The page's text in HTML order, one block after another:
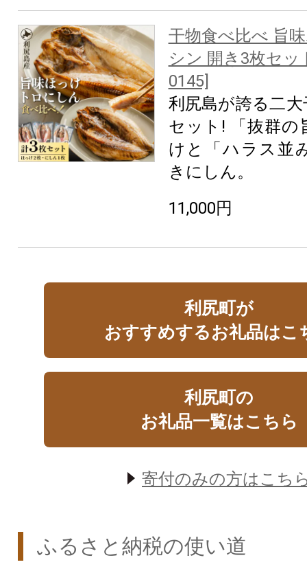
干物食べ比べ 旨
シン 開き3枚セッ
0145]
利尻島が誇る二
セット! 「抜群の
けと「ハラス並
きにしん。
11,000円
利尻町が
おすすめするお礼品はこ
利尻町の
お礼品一覧はこちら
寄付のみの方はこち
ふるさと納税の使い道